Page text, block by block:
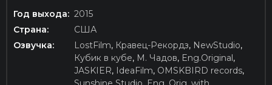
Год выхода: 2015
Страна:
США
Озвучка:
LostFilm, Кравец-Рекордз, NewStudio,
Кубик в кубе, М. Чадов, Eng.Original ,
JASKIER, IdeaFilm, OMSKBIRD records,